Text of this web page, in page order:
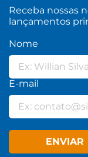
Receba nossas
lançamentos
Nome
E-mail
ENVIAR